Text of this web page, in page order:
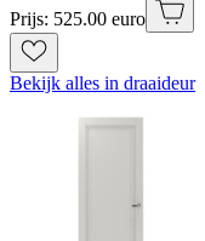
Prijs: 525.00 euro
Bekijk alles in draaideur